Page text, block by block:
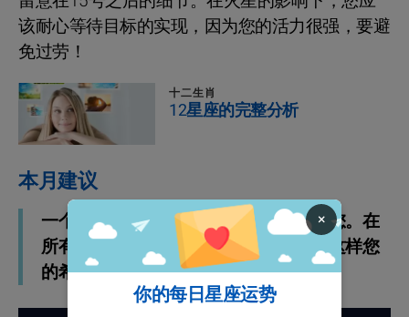
该耐心等待目标的实现，因为您的活力很强，要避
免过劳！
十二生肖
12星座的完整分析
本月建议
一个充满惊喜和转折的月份正在期待着您。在
所有事情上都押注于质量而不是数量，这样您
的希望会更好地实现！
×
你的每日星座运势